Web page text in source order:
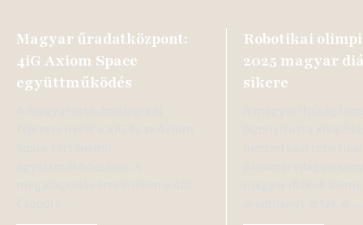
Magyar űradatközpont:
4iG Axiom Space
együttműködés
Robotikai
2025 magyar
sikere